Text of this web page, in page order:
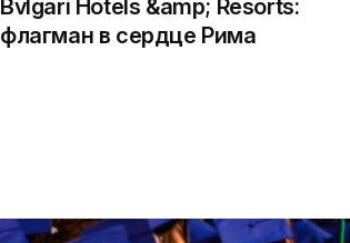
Bvlgari Hotels &amp; Resorts:
флагман в сердце Рима